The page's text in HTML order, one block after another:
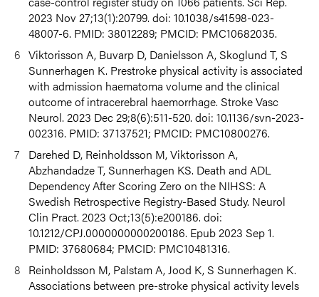
2023 Nov 27;13(1):20799. doi: 10.1038/s41598-023-
48007-6. PMID: 38012289; PMCID: PMC10682035.
Viktorisson A, Buvarp D, Danielsson A, Skoglund T, S
Sunnerhagen K. Prestroke physical activity is associated
with admission haematoma volume and the clinical
outcome of intracerebral haemorrhage. Stroke Vasc
Neurol. 2023 Dec 29;8(6):511-520. doi: 10.1136/svn-2023-
002316. PMID: 37137521; PMCID: PMC10800276.
Darehed D, Reinholdsson M, Viktorisson A,
Abzhandadze T, Sunnerhagen KS. Death and ADL
Dependency After Scoring Zero on the NIHSS: A
Swedish Retrospective Registry-Based Study. Neurol
Clin Pract. 2023 Oct;13(5):e200186. doi:
10.1212/CPJ.0000000000200186. Epub 2023 Sep 1.
PMID: 37680684; PMCID: PMC10481316.
Reinholdsson M, Palstam A, Jood K, S Sunnerhagen K.
Associations between pre-stroke physical activity levels